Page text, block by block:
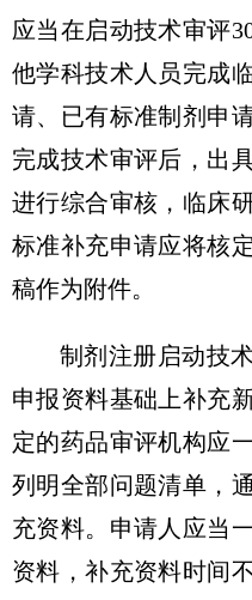
应当在启动技术审评
他学科技术人员完成
请、已有标准制剂申
完成技术审评后，出
进行综合审核，临床
标准补充申请应将核
稿作为附件。
制剂注册启动技
申报资料基础上补充
定的药品审评机构应
列明全部问题清单，
充资料。申请人应当
资料，补充资料时间